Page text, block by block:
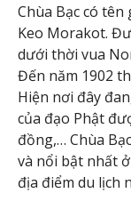
Chùa Bạc có
Keo Morakot.
dưới thời vua
Đến năm 1902
Hiện nơi đây
của đạo Phật
đồng,… Chùa
và nổi bật nhất
địa điểm du lịch